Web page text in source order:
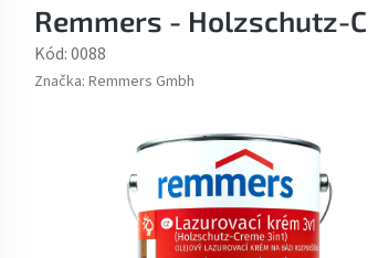
Remmers - Holzschutz-
Kód:0088
Značka: Remmers Gmbh